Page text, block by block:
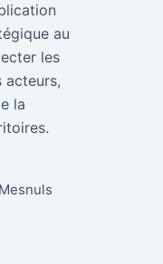
au
les
acteurs,
la